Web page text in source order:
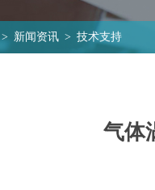
> 新闻资讯 > 技术支持
气体